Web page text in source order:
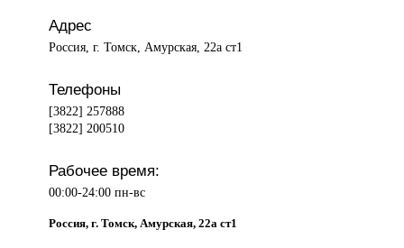
Адрес
Россия, г. Томск, Амурская, 22а ст1
Телефоны
[3822] 257888
[3822] 200510
Рабочее время:
00:00-24:00 пн-вс
Россия, г. Томск, Амурская, 22а ст1